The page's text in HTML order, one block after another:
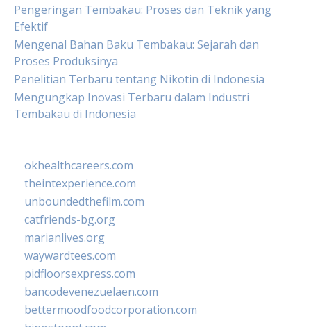
Pengeringan Tembakau: Proses dan Teknik yang
Efektif
Mengenal Bahan Baku Tembakau: Sejarah dan
Proses Produksinya
Penelitian Terbaru tentang Nikotin di Indonesia
Mengungkap Inovasi Terbaru dalam Industri
Tembakau di Indonesia
okhealthcareers.com
theintexperience.com
unboundedthefilm.com
catfriends-bg.org
marianlives.org
waywardtees.com
pidfloorsexpress.com
bancodevenezuelaen.com
bettermoodfoodcorporation.com